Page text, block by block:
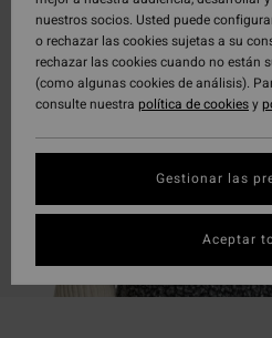
nuestros socios. Usted puede
o rechazar las cookies sujetas a su
rechazar las cookies cuando no están
(como algunas cookies de análisis).
consulte nuestra política de cookiesy
Gestionar las
Aceptar